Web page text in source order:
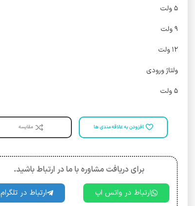
۵ ولت
۹ ولت
۱۲ ولت
ولتاژ ورودی
۵ ولت
افزودن به علاقه مندی ها مقایسه
برای دریافت مشاوره با ما در ارتباط باشید.
ارتباط در واتس اپ ارتباط در تلگرام